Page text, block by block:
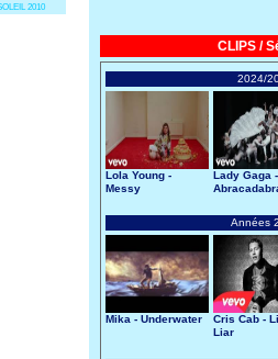
2010
CLIPS /
2024/
Lola Young -
Messy
Lady Gaga -
Années
Mika - Underwater
Cris Cab -
Liar